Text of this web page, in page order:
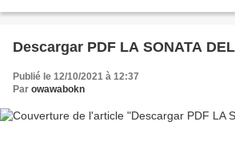
Descargar PDF LA SONATA
Publié le 12/10/2021 à 12:37
Par owawabokn